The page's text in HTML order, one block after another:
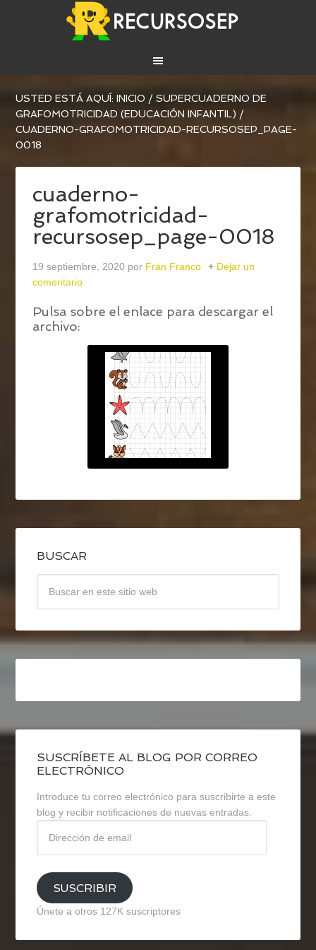
USTED ESTÁ AQUÍ:INICIO / SUPERCUADERNO DE
GRAFOMOTRICIDAD (EDUCACIÓN INFANTIL) /
CUADERNO-GRAFOMOTRICIDAD-RECURSOSEP_PAGE-
0018
cuaderno-
grafomotricidad-
recursosep_page-0018
19 septiembre, 2020 por Fran Franco
Dejar un
comentario
Pulsa sobre el enlace para descargar el
archivo:
BUSCAR
SUSCRÍBETE AL BLOG POR CORREO
ELECTRÓNICO
Introduce tu correo electrónico para suscribirte a este
blog y recibir notificaciones de nuevas entradas.
email
SUSCRIBIR
Únete a otros 127K suscriptores